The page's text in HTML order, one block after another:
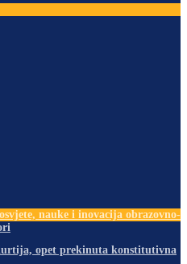
nauke i inovacija obrazovno-
opet prekinuta konstitutivna